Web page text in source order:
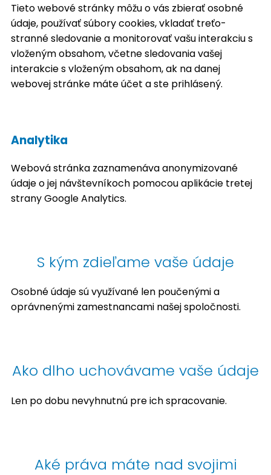
Tieto webové stránky môžu o vás zbierať osobné
údaje, používať súbory cookies, vkladať treťo-
stranné sledovanie a monitorovať vašu interakciu s
vloženým obsahom, včetne sledovania vašej
interakcie s vloženým obsahom, ak na danej
webovej stránke máte účet a ste prihlásený.
Analytika
Webová stránka zaznamenáva anonymizované
údaje o jej návštevníkoch pomocou aplikácie tretej
strany Google Analytics.
S kým zdieľame vaše údaje
Osobné údaje sú využívané len poučenými a
oprávnenými zamestnancami našej spoločnosti.
Ako dlho uchovávame vaše údaje
Len po dobu nevyhnutnú pre ich spracovanie.
Aké práva máte nad svojimi